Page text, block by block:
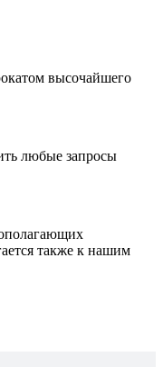
высочайшего
любые запросы
также к нашим